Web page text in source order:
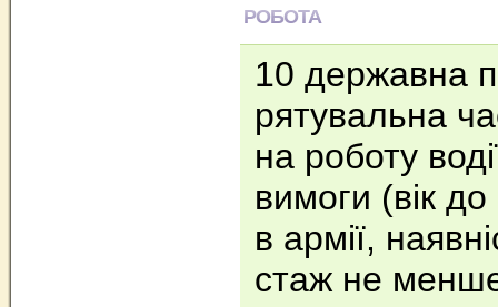
РОБОТА
10 державна
рятувальна
на роботу
вимоги (вік
в армії,
стаж не